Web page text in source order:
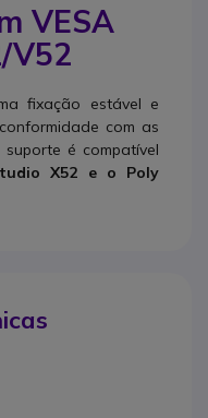
VESA
V52
fixação estável e
com as
suporte é compatível
X52 e o Poly